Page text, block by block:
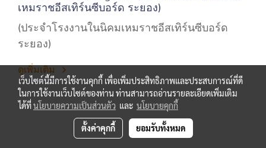
เหมราชอีสเทิร์นซีบอร์ด ระยอง)
(ประจำโรงงานในนิคมเหมราชอีสเทิร์นซีบอร์ด
ระยอง)
ดูเพิ่มเติม
เว็บไซต์นี้มีการใช้งานคุกกี้ เพื่อเพิ่มประสิทธิภาพและประสบการณ์ที่ดี
ในการใช้งานเว็บไซต์ของท่าน ท่านสามารถอ่านรายละเอียดเพิ่มเติม
ได้ที่นโยบายความเป็นส่วนตัว และ นโยบายคุกกี้
ตั้งค่าคุกกี้ ยอมรับทั้งหมด